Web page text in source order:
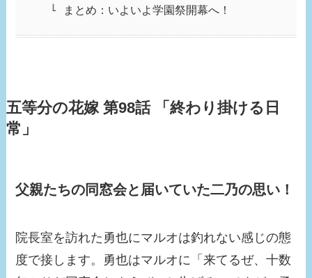
まとめ：いよいよ学園祭開幕へ！
五等分の花嫁 第98話 「終わり掛ける日
常」
父親たちの同窓会と届いていた二乃の思い！
院長室を訪れた勇也にマルオは釣れない感じの態
度で接します。勇也はマルオに「来てるぜ、十数